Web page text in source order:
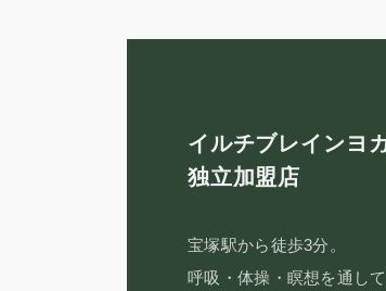
イルチブレインヨ
独立加盟店
宝塚駅から徒歩3分。
呼吸・体操・瞑想を通し